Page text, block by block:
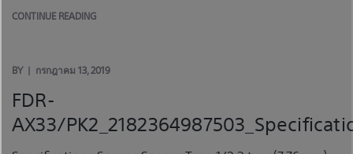
CONTINUE READING
BY กรกฎาคม 13, 2019
FDR-
AX33/